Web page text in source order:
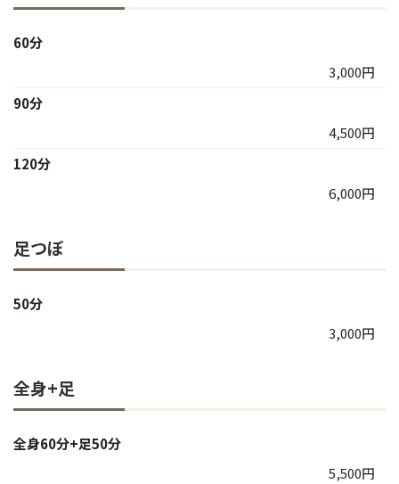
60分
3,000円
90分
4,500円
120分
6,000円
足つぼ
50分
3,000円
全身+足
全身60分+足50分
5,500円